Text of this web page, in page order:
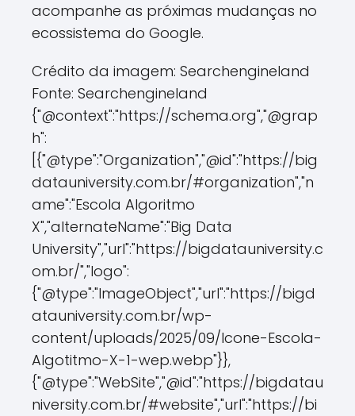
acompanhe as próximas mudanças no
ecossistema do Google.
Crédito da imagem: Searchengineland
Fonte: Searchengineland
{"@context":"https://schema.org","@grap
h":
[{"@type":"Organization","@id":"https://big
datauniversity.com.br/#organization","n
ame":"Escola Algoritmo
X","alternateName":"Big Data
University","url":"https://bigdatauniversity.c
om.br/","logo":
{"@type":"ImageObject","url":"https://bigd
atauniversity.com.br/wp-
content/uploads/2025/09/Icone-Escola-
Algotitmo-X-1-wep.webp"}},
{"@type":"WebSite","@id":"https://bigdatau
niversity.com.br/#website","url":"https://bi